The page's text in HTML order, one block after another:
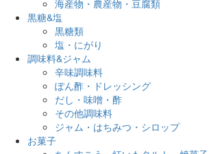
海産物・農産物・豆腐類
黒糖&塩
黒糖類
塩・にがり
調味料&ジャム
辛味調味料
ぽん酢・ドレッシング
だし・味噌・酢
その他調味料
ジャム・はちみつ・シロップ
お菓子